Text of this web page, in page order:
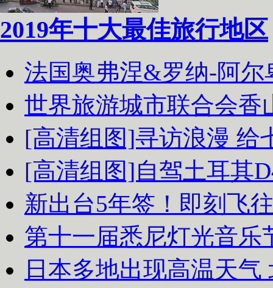
2019年十大最佳旅行地区
法国奥弗涅&罗纳-阿
世界旅游城市联合会香
[高清组图]寻访浪漫 给
[高清组图]自驾土耳其
新出台5年签！即刻飞
第十一届悉尼灯光音乐
日本多地出现高温天